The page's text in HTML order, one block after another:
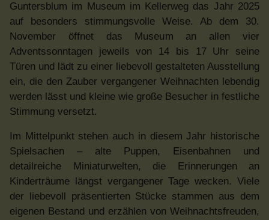
Guntersblum im Museum im Kellerweg das Jahr 2025
auf besonders stimmungsvolle Weise. Ab dem 30.
November öffnet das Museum an allen vier
Adventssonntagen jeweils von 14 bis 17 Uhr seine
Türen und lädt zu einer liebevoll gestalteten Ausstellung
ein, die den Zauber vergangener Weihnachten lebendig
werden lässt und kleine wie große Besucher in festliche
Stimmung versetzt.
Im Mittelpunkt stehen auch in diesem Jahr historische
Spielsachen – alte Puppen, Eisenbahnen und
detailreiche Miniaturwelten, die Erinnerungen an
Kinderträume längst vergangener Tage wecken. Viele
der liebevoll präsentierten Stücke stammen aus dem
eigenen Bestand und erzählen von Weihnachtsfreuden,